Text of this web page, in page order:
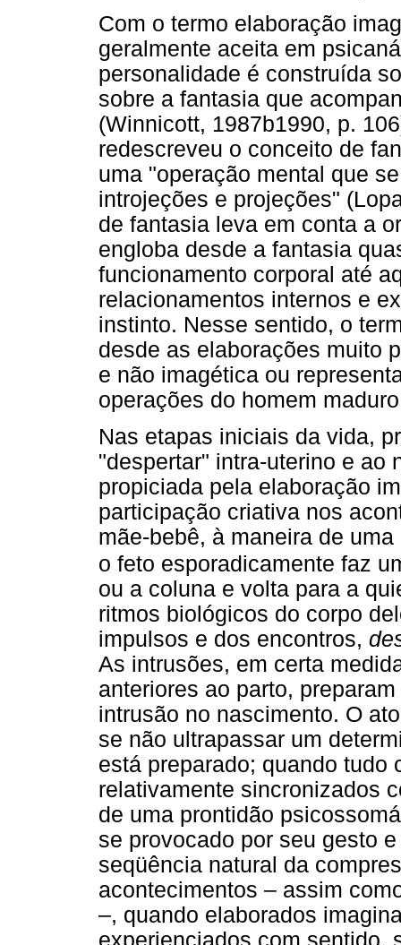
Com o termo elaboração
geralmente aceita em
personalidade é construída
sobre a fantasia que
(Winnicott, 1987b1990, p.
redescreveu o conceito de
uma "operação mental que
introjeções e projeções"
de fantasia leva em conta a
engloba desde a fantasia
funcionamento corporal até
relacionamentos internos e
instinto. Nesse sentido, o
desde as elaborações muito
e não imagética ou
operações do homem
Nas etapas iniciais da vida,
"despertar" intra-uterino e ao
propiciada pela elaboração
participação criativa nos
mãe-bebê, à maneira de
o feto esporadicamente faz
ou a coluna e volta para a
ritmos biológicos do corpo
impulsos e dos encontros,
As intrusões, em certa
anteriores ao parto,
intrusão no nascimento. O
se não ultrapassar um
está preparado; quando tudo
relativamente sincronizados
de uma prontidão
se provocado por seu gesto
seqüência natural da
acontecimentos – assim
–, quando elaborados